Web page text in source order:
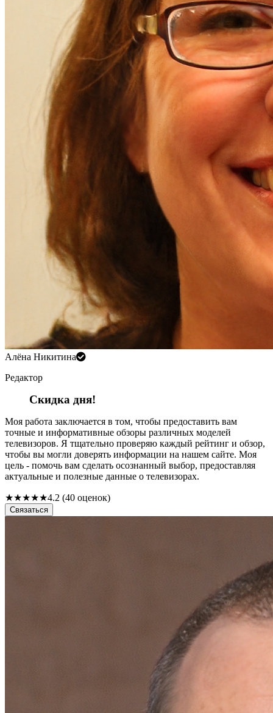
Алёна Никитина
Редактор
Скидка дня!
Моя работа заключается в том, чтобы предоставить вам
точные и информативные обзоры различных моделей
телевизоров. Я тщательно проверяю каждый рейтинг и обзор,
чтобы вы могли доверять информации на нашем сайте. Моя
цель - помочь вам сделать осознанный выбор, предоставляя
актуальные и полезные данные о телевизорах.
★★★★★4.2 (40 оценок)
Связаться